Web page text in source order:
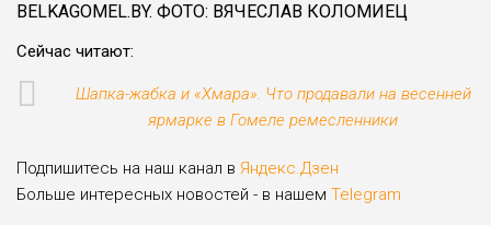
BELKAGOMEL.BY. ФОТО: ВЯЧЕСЛАВ КОЛОМИЕЦ
Сейчас читают:
Шапка-жабка и «Хмара». Что продавали на весенней
ярмарке в Гомеле ремесленники
Подпишитесь на наш канал в Яндекс.Дзен
Больше интересных новостей - в нашем Telegram